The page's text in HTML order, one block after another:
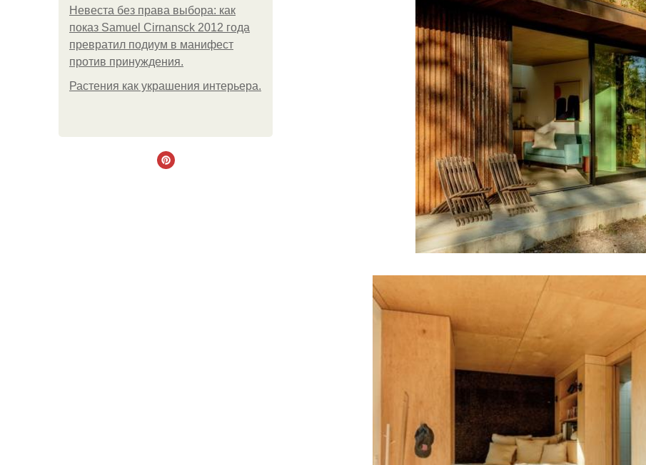
Невеста без права выбора: как
показ Samuel Cirnansck 2012 года
превратил подиум в манифест
против принуждения.
Растения как украшения интерьера.